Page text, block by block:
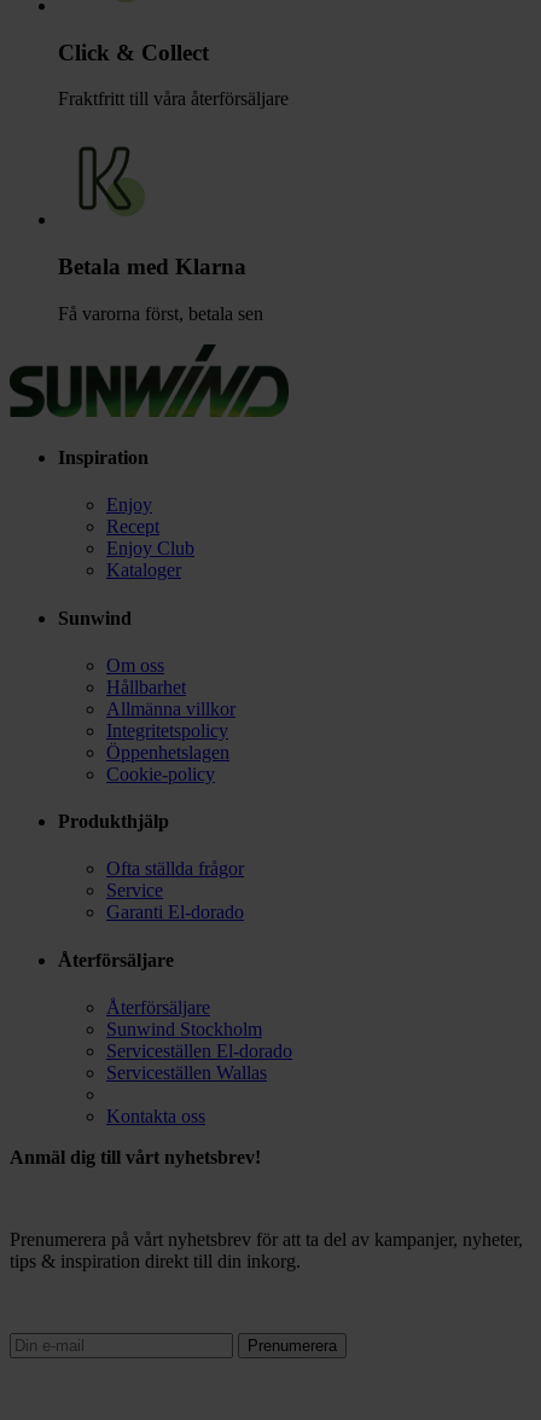
Click & Collect
Fraktfritt till våra återförsäljare
Betala med Klarna
Få varorna först, betala sen
Inspiration
Enjoy
Recept
Enjoy Club
Kataloger
Sunwind
Om oss
Hållbarhet
Allmänna villkor
Integritetspolicy
Öppenhetslagen
Cookie-policy
Produkthjälp
Ofta ställda frågor
Service
Garanti El-dorado
Återförsäljare
Återförsäljare
Sunwind Stockholm
Serviceställen El-dorado
Serviceställen Wallas
Kontakta oss
Anmäl dig till vårt nyhetsbrev!
Prenumerera på vårt nyhetsbrev för att ta del av kampanjer, nyheter,
tips & inspiration direkt till din inkorg.
Prenumerera